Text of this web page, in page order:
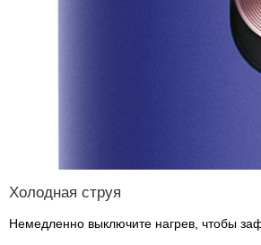
Холодная струя
Немедленно выключите нагрев, чтобы